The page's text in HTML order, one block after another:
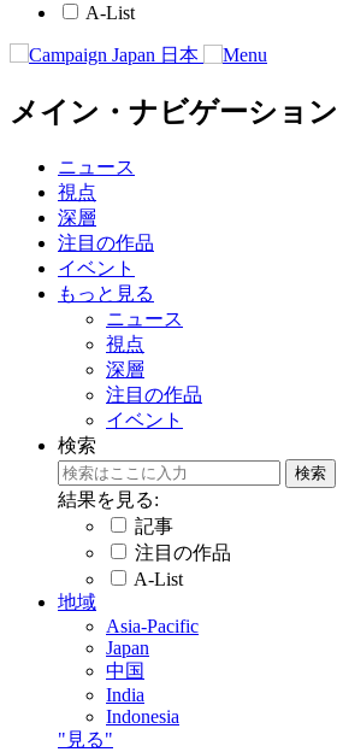
A-List
メイン・ナビゲーション
ニュース
視点
深層
注目の作品
イベント
もっと見る
ニュース
視点
深層
注目の作品
イベント
検索
結果を見る:
記事
注目の作品
A-List
地域
Asia-Pacific
Japan
中国
India
Indonesia
"見る"